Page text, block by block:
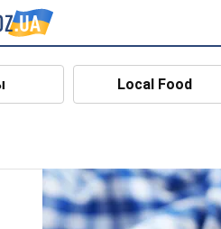
Local Food